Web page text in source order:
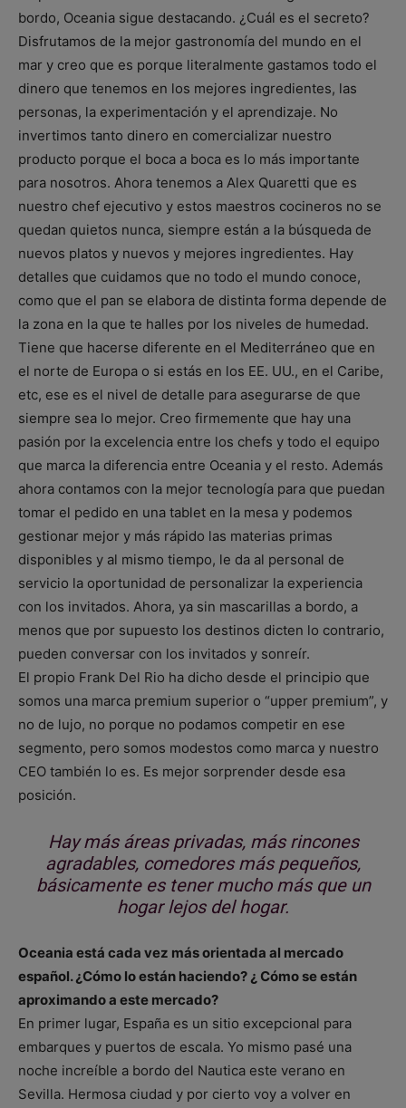
bordo, Oceania sigue destacando. ¿Cuál es el secreto?
Disfrutamos de la mejor gastronomía del mundo en el
mar y creo que es porque literalmente gastamos todo el
dinero que tenemos en los mejores ingredientes, las
personas, la experimentación y el aprendizaje. No
invertimos tanto dinero en comercializar nuestro
producto porque el boca a boca es lo más importante
para nosotros. Ahora tenemos a Alex Quaretti que es
nuestro chef ejecutivo y estos maestros cocineros no se
quedan quietos nunca, siempre están a la búsqueda de
nuevos platos y nuevos y mejores ingredientes. Hay
detalles que cuidamos que no todo el mundo conoce,
como que el pan se elabora de distinta forma depende de
la zona en la que te halles por los niveles de humedad.
Tiene que hacerse diferente en el Mediterráneo que en
el norte de Europa o si estás en los EE. UU., en el Caribe,
etc, ese es el nivel de detalle para asegurarse de que
siempre sea lo mejor. Creo firmemente que hay una
pasión por la excelencia entre los chefs y todo el equipo
que marca la diferencia entre Oceania y el resto. Además
ahora contamos con la mejor tecnología para que puedan
tomar el pedido en una tablet en la mesa y podemos
gestionar mejor y más rápido las materias primas
disponibles y al mismo tiempo, le da al personal de
servicio la oportunidad de personalizar la experiencia
con los invitados. Ahora, ya sin mascarillas a bordo, a
menos que por supuesto los destinos dicten lo contrario,
pueden conversar con los invitados y sonreír.
El propio Frank Del Rio ha dicho desde el principio que
somos una marca premium superior o “upper premium”, y
no de lujo, no porque no podamos competir en ese
segmento, pero somos modestos como marca y nuestro
CEO también lo es. Es mejor sorprender desde esa
posición.
Hay más áreas privadas, más rincones
agradables, comedores más pequeños,
básicamente es tener mucho más que un
hogar lejos del hogar.
Oceania está cada vez más orientada al mercado
español. ¿Cómo lo están haciendo? ¿ Cómo se están
aproximando a este mercado?
En primer lugar, España es un sitio excepcional para
embarques y puertos de escala. Yo mismo pasé una
noche increíble a bordo del Nautica este verano en
Sevilla. Hermosa ciudad y por cierto voy a volver en